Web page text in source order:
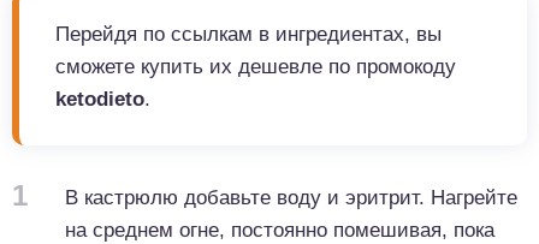
Перейдя по ссылкам в ингредиентах, вы
сможете купить их дешевле по промокоду
ketodieto.
1
В кастрюлю добавьте воду и эритрит. Нагрейте
на среднем огне, постоянно помешивая, пока